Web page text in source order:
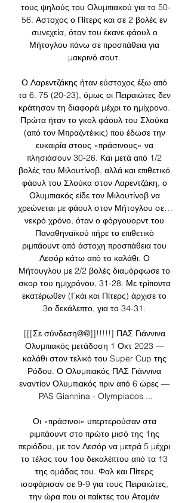
τους ψηλούς του Ολυμπιακού για το 50-
56. Αστοχος ο Πίτερς και σε 2 βολές εν
συνεχεία, όταν του έκανε φάουλ ο
Μήτογλου πάνω σε προσπάθεια για
μακρινό σουτ.
Ο Λαρεντζάκης ήταν εύστοχος έξω από
τα 6. 75 (20-23), όμως οι Πειραιώτες δεν
κράτησαν τη διαφορά μέχρι το ημίχρονο.
Πρώτα ήταν το γκολ φάουλ του Σλούκα
(από τον Μπραζντέικις) που έδωσε την
ευκαιρία στους «πράσινους» να
πλησιάσουν 30-26. Και μετά από 1/2
βολές του Μιλουτίνοβ, αλλά και επιθετικό
φάουλ του Σλούκα στον Λαρεντζάκη, ο
Ολυμπιακός είδε τον Μιλουτίνοβ να
χρεώνεται με φάουλ στον Μήτογλου σε…
νεκρό χρόνο, όταν ο φόργουορντ του
Παναθηναϊκού πήρε το επιθετικό
ριμπάουντ από άστοχη προσπάθεια του
Λεσόρ κάτω από το καλάθι. Ο
Μήτουγλου με 2/2 βολές διαμόρφωσε το
σκορ του ημιχρόνου, 31-28. Με τρίποντα
εκατέρωθεν (Γκάι και Πίτερς) άρχισε το
3ο δεκάλεπτο, για το 34-31.
[[[Σε σύνδεση@@]]!!!!!] ΠΑΣ Γιάννινα
Ολυμπιακός μετάδοση 1 Οκτ 2023 —
καλάθι στον τελικό του Super Cup της
Ρόδου. Ο Ολυμπιακός ΠΑΣ Γιάννινα
εναντίον Ολυμπιακός πριν από 6 ώρες —
PAS Giannina - Olympiacos ...
Οι «πράσινοι» υπερτερούσαν στα
ριμπάουντ στο πρώτο μισό της 1ης
περιόδου, με τον Λεσόρ να μετρά 5 μέχρι
το τέλος του 1ου δεκαλέπτου από τα 13
της ομάδας του. Φαλ και Πίτερς
ισοφάρισαν σε 9-9 για τους Πειραιώτες,
την ώρα που οι παίκτες του Αταμάν